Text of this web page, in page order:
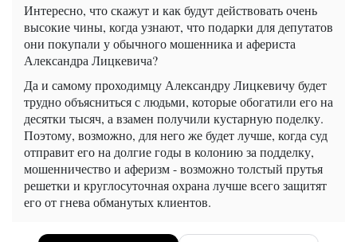
Интересно, что скажут и как будут действовать очень
высокие чины, когда узнают, что подарки для депутатов
они покупали у обычного мошенника и афериста
Александра Лицкевича?
Да и самому проходимцу Александру Лицкевичу будет
трудно объясниться с людьми, которые обогатили его на
десятки тысяч, а взамен получили кустарную поделку.
Поэтому, возможно, для него же будет лучше, когда суд
отправит его на долгие годы в колонию за подделку,
мошенничество и аферизм - возможно толстый прутья
решетки и круглосуточная охрана лучше всего защитят
его от гнева обманутых клиентов.